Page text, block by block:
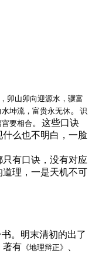
卯山卯向迎源水，骤富
坤流，富贵永无休。 识
要相合。这些口诀
么也不明白，一脸
有口诀，没有对应
理，一是天机不可
书。明末清初的出了
著有 《地理辩正》